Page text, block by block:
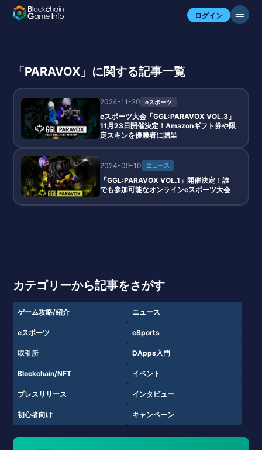
ログイン
「PARAVOX」に関する記事一覧
2024-11-20 eスポーツ
eスポーツ大会「GGL:PARAVOX VOL.3」
11月23日開催決定！Amazonギフト券や限
定スキンを優勝者に贈呈
2024-09-10 ニュース
「GGL:PARAVOX VOL.1」開催決定！誰
でも参加可能なオンラインeスポーツ大会
カテゴリーから記事をさがす
ゲーム攻略/紹介 ニュース
eスポーツ eSports
取引所 DApps入門
Blockchain/NFT イベント
プレスリリース インタビュー
初心者向け キャンペーン